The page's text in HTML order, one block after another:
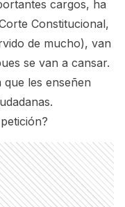
cargos, ha
Constitucional,
de mucho), van
se van a cansar.
les enseñen